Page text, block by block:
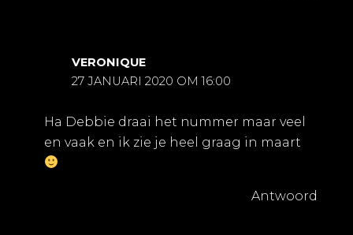
VERONIQUE
27 JANUARI 2020 OM 16:00
Ha Debbie draai het nummer maar veel
en vaak en ik zie je heel graag in maart
Antwoord